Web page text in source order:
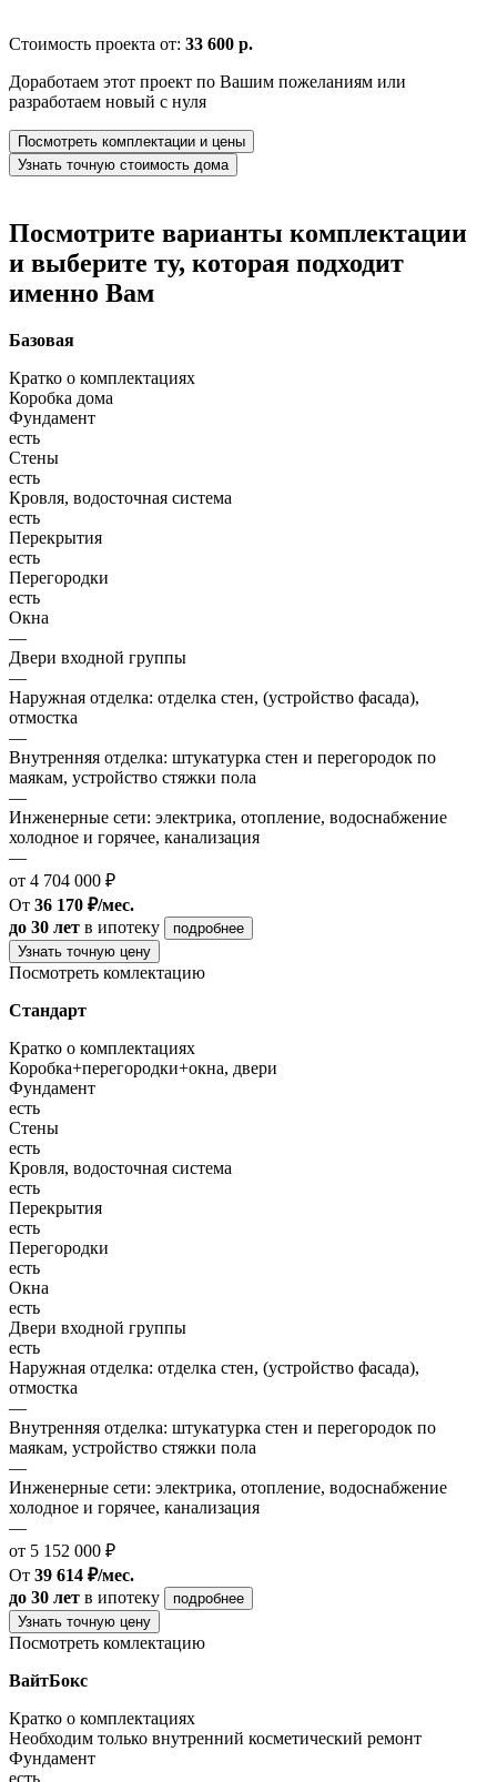
Стоимость проекта от: 33 600 р.
Доработаем этот проект по Вашим пожеланиям или
разработаем новый с нуля
Посмотреть комплектации и цены
Узнать точную стоимость дома
Посмотрите варианты комплектации
и выберите ту, которая подходит
именно Вам
Базовая
Кратко о комплектациях
Коробка дома
Фундамент
есть
Стены
есть
Кровля, водосточная система
есть
Перекрытия
есть
Перегородки
есть
Окна
—
Двери входной группы
—
Наружная отделка: отделка стен, (устройство фасада),
отмостка
—
Внутренняя отделка: штукатурка стен и перегородок по
маякам, устройство стяжки пола
—
Инженерные сети: электрика, отопление, водоснабжение
холодное и горячее, канализация
—
от 4 704 000 ₽
От 36 170 ₽/мес.
до 30 лет в ипотеку
подробнее
Узнать точную цену
Посмотреть комлектацию
Стандарт
Кратко о комплектациях
Коробка+перегородки+окна, двери
Фундамент
есть
Стены
есть
Кровля, водосточная система
есть
Перекрытия
есть
Перегородки
есть
Окна
есть
Двери входной группы
есть
Наружная отделка: отделка стен, (устройство фасада),
отмостка
—
Внутренняя отделка: штукатурка стен и перегородок по
маякам, устройство стяжки пола
—
Инженерные сети: электрика, отопление, водоснабжение
холодное и горячее, канализация
—
от 5 152 000 ₽
От 39 614 ₽/мес.
до 30 лет в ипотеку
подробнее
Узнать точную цену
Посмотреть комлектацию
ВайтБокс
Кратко о комплектациях
Необходим только внутренний косметический ремонт
Фундамент
есть